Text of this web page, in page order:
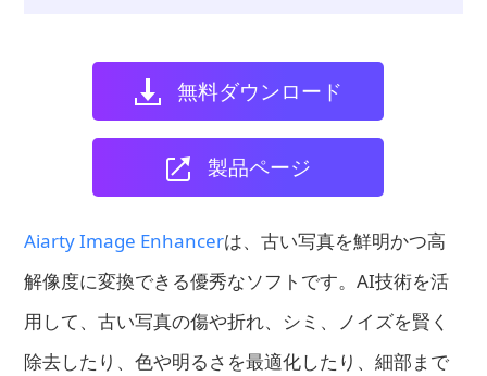
無料ダウンロード
製品ページ
Aiarty Image Enhancerは、古い写真を鮮明かつ高
解像度に変換できる優秀なソフトです。AI技術を活
用して、古い写真の傷や折れ、シミ、ノイズを賢く
除去したり、色や明るさを最適化したり、細部まで